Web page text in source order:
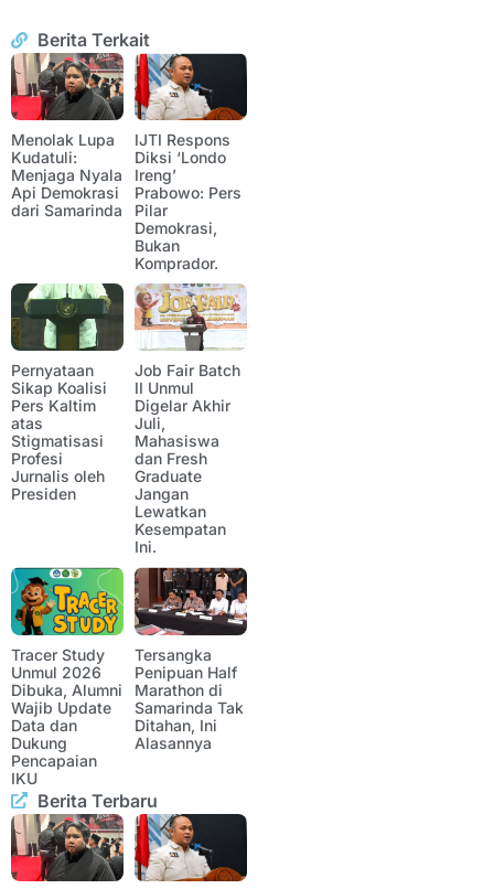
Berita Terkait
Menolak Lupa
Kudatuli:
Menjaga Nyala
Api Demokrasi
dari Samarinda
IJTI Respons
Diksi ‘Londo
Ireng’
Prabowo: Pers
Pilar
Demokrasi,
Bukan
Komprador.
Pernyataan
Sikap Koalisi
Pers Kaltim
atas
Stigmatisasi
Profesi
Jurnalis oleh
Presiden
Job Fair Batch
II Unmul
Digelar Akhir
Juli,
Mahasiswa
dan Fresh
Graduate
Jangan
Lewatkan
Kesempatan
Ini.
Tracer Study
Unmul 2026
Dibuka, Alumni
Wajib Update
Data dan
Dukung
Pencapaian
IKU
Tersangka
Penipuan Half
Marathon di
Samarinda Tak
Ditahan, Ini
Alasannya
Berita Terbaru